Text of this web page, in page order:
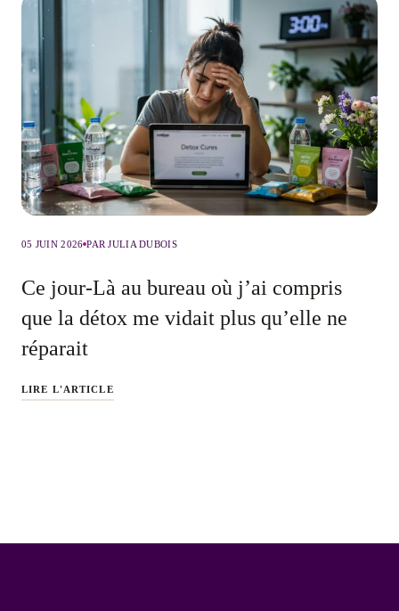
05 JUIN 2026 PAR JULIA DUBOIS
Ce jour-Là au bureau où j’ai compris
que la détox me vidait plus qu’elle ne
réparait
LIRE L'ARTICLE